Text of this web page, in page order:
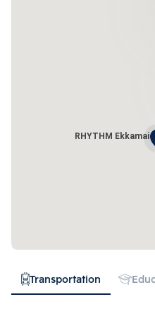
RHYTHM Ekkamai
Transportation